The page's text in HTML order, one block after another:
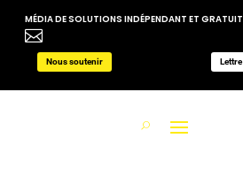
MÉDIA DE SOLUTIONS INDÉPENDANT ET GRATUIT

Nous soutenir